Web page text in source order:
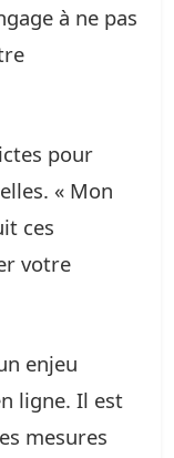
à ne pas
pour
« Mon
ces
votre
enjeu
ligne. Il est
mesures